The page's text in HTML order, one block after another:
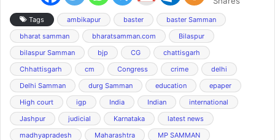
Tags ambikapur baster
baster Samman
bharat samman
bharatsamman.com
Bilaspur
bilaspur Samman
bjp CG
chattisgarh
Chhattisgarh
cm Congress crime
delhi
Delhi Samman
durg Samman education
epaper
High court
igp India Indian
international
Jashpur
judicial Karnataka
latest news
madhyapradesh
Maharashtra
MP SAMMAN